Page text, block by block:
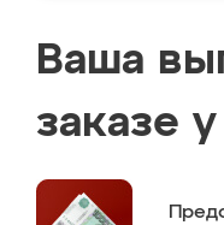
Ваша
заказе